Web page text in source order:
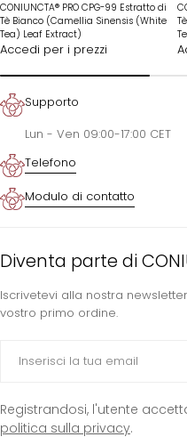
CONIUNCTA® PRO CPG-99 Estratto di
Tè Bianco (Camellia Sinensis (White
Tea) Leaf Extract)
Accedi per i prezzi
Supporto
Lun - Ven 09:00-17:00 CET
Telefono
Modulo di contatto
Diventa parte di
Iscrivetevi alla nostra
vostro primo ordine.
mail
Registrandosi, l'utente
politica sulla privacy.